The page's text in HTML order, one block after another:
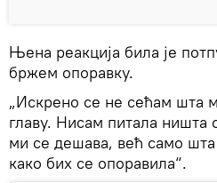
Њена реакција била је
бржем опоравку.
„Искрено се не сећам шта
главу. Нисам питала ништа
ми се дешава, већ само
како бих се опоравила“.